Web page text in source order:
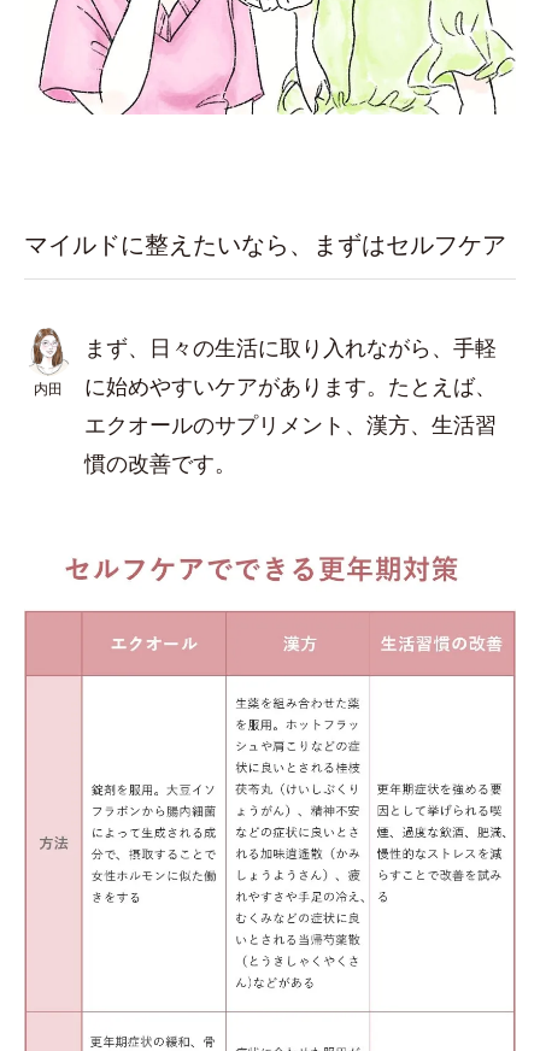
マイルドに整えたいなら、まずはセルフケア
内田
まず、日々の生活に取り入れながら、手軽
に始めやすいケアがあります。たとえば、
エクオールのサプリメント、漢方、生活習
慣の改善です。